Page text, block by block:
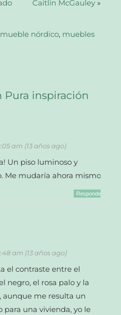
Caitlin McGauley»
mueble nórdico, muebles
inspiración
am (13 años ago)
Un piso luminoso y
Me mudaría ahora mismo!
Responder
am (13 años ago)
el contraste entre el
negro, el rosa palo y la
aunque me resulta un
para una vivienda, yo le